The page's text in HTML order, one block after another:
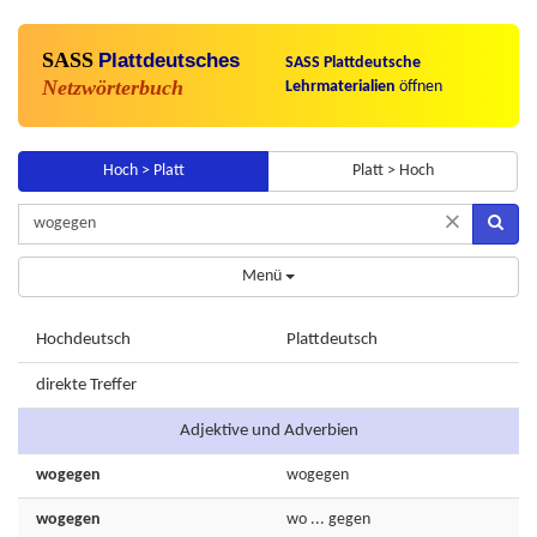
SASS Plattdeutsches
Netzwörterbuch
SASS Plattdeutsche
Lehrmaterialien öffnen
Hoch > Platt Platt > Hoch
×
Menü
Hochdeutsch Plattdeutsch
direkte Treffer
Adjektive und Adverbien
wogegen wogegen
wogegen wo ... gegen